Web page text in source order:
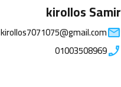
kirollos Samir
kirollos7071075@gmail.com
01003508969